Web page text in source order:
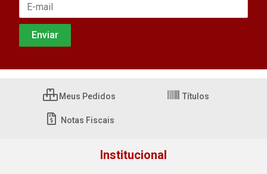
Meus Pedidos Títulos
Notas Fiscais
Institucional